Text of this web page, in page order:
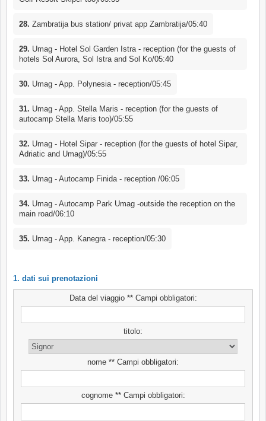
28. Zambratija bus station/ privat app Zambratija/05:40
29. Umag - Hotel Sol Garden Istra - reception (for the guests of
hotels Sol Aurora, Sol Istra and Sol Ko/05:40
30. Umag - App. Polynesia - reception/05:45
31. Umag - App. Stella Maris - reception (for the guests of
autocamp Stella Maris too)/05:55
32. Umag - Hotel Sipar - reception (for the guests of hotel Sipar,
Adriatic and Umag)/05:55
33. Umag - Autocamp Finida - reception /06:05
34. Umag - Autocamp Park Umag -outside the reception on the
main road/06:10
35. Umag - App. Kanegra - reception/05:30
1. dati sui prenotazioni
Data del viaggio ** Campi obbligatori:
titolo:
nome ** Campi obbligatori:
cognome ** Campi obbligatori: